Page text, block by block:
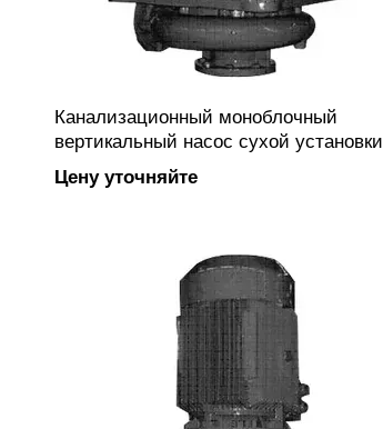
Канализационный моноблочный
вертикальный насос сухой установки
PC-VM 50-200Rx-2.2 с закрытым или
полуоткрытым рабочим колесом
Цену уточняйте